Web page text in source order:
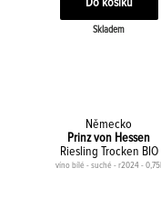
Skladem
Německo
Prinz von Hessen
Riesling Trocken BIO
víno bílé - suché - r2024 - 0,75l